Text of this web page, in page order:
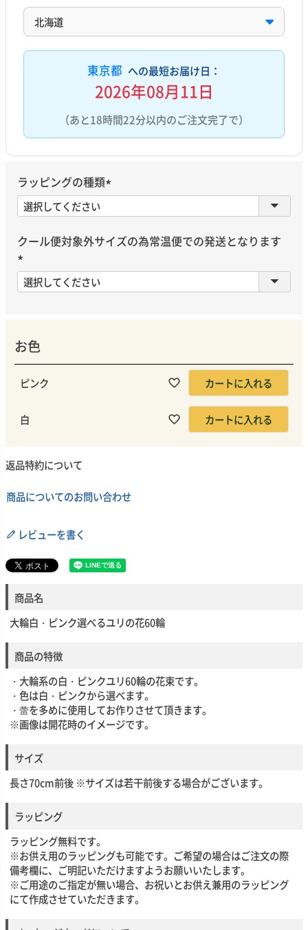
東京都 への最短お届け日：
2026年08月11日
（あと18時間22分以内のご注文完了で）
ラッピングの種類
必
須
クール便対象外サイズの為常温便での発送となります
必
お色
ピンク カートに入れる
白 カートに入れる
返品特約について
商品についてのお問い合わせ
レビューを書く
商品名
大輪白・ピンク選べるユリの花60輪
商品の特徴
・大輪系の白・ピンクユリ60輪の花束です。
・色は白・ピンクから選べます。
・蕾を多めに使用してお作りさせて頂きます。
※画像は開花時のイメージです。
サイズ
長さ70cm前後 ※サイズは若干前後する場合がございます。
ラッピング
ラッピング無料です。
※お供え用のラッピングも可能です。ご希望の場合はご注文の際
備考欄に、ご明記いただけますようお願いいたします。
※ご用途のご指定が無い場合、お祝いとお供え兼用のラッピング
にて作成させていただきます。